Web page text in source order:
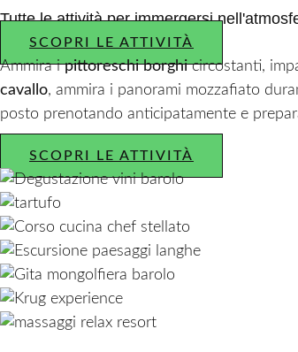
Tutte le attività per immergersi
SCOPRI LE ATTIVITÀ
Ammira ipittoreschi borghicircostanti,
cavallo, ammira i panorami mozzafiato
posto prenotando anticipatamente e
SCOPRI LE ATTIVITÀ